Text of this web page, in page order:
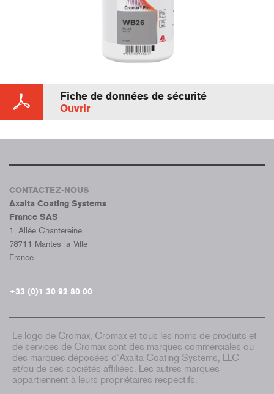
Fiche de données de sécurité
Ouvrir
CONTACTEZ-NOUS
Axalta Coating Systems
France SAS
1, Allée Chantereine
78711 Mantes-la-Ville
France
+33 (0)1 30 92 80 00
Le logo de Cromax, Cromax et tous les noms de produits et
de services de Cromax sont des marques commerciales ou
des marques déposées d’Axalta Coating Systems, LLC
et/ou de ses sociétés affiliées. Les autres marques
appartiennent à leurs propriétaires respectifs.